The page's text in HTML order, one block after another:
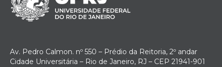
Av. Pedro Calmon. nº 550 – Prédio da Reitoria, 2º andar
Cidade Universitária – Rio de Janeiro, RJ – CEP 21941-901